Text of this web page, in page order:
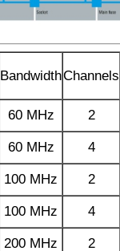
BandwidthChannels
60 MHz 2
60 MHz 4
100 MHz 2
100 MHz 4
200 MHz 2